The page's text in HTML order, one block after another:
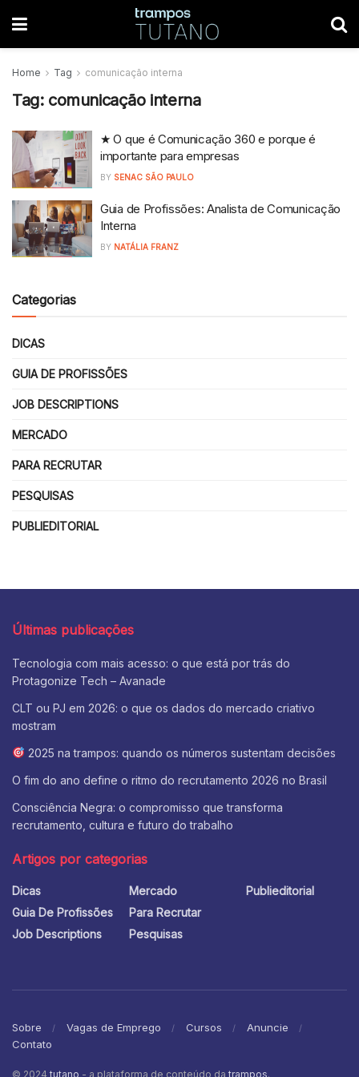
Home Tag comunicação interna
Tag: comunicação interna
★ O que é Comunicação 360 e porque é
importante para empresas
BY SENAC SÃO PAULO
Guia de Profissões: Analista de Comunicação
Interna
BY NATÁLIA FRANZ
Categorias
DICAS
GUIA DE PROFISSÕES
JOB DESCRIPTIONS
MERCADO
PARA RECRUTAR
PESQUISAS
PUBLIEDITORIAL
Últimas publicações
Tecnologia com mais acesso: o que está por trás do
Protagonize Tech – Avanade
CLT ou PJ em 2026: o que os dados do mercado criativo
mostram
2025 na trampos: quando os números sustentam decisões
O fim do ano define o ritmo do recrutamento 2026 no Brasil
Consciência Negra: o compromisso que transforma
recrutamento, cultura e futuro do trabalho
Artigos por categorias
Dicas
Guia De Profissões
Job Descriptions
Mercado
Para Recrutar
Pesquisas
Publieditorial
Sobre Vagas de Emprego Cursos
Anuncie
Contato
© 2024 tutano - a plataforma de conteúdo da trampos.